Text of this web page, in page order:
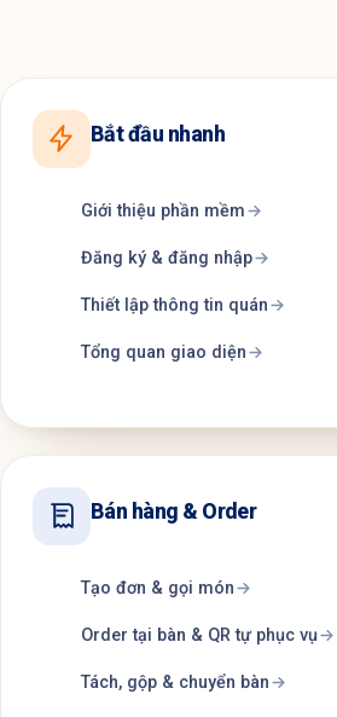
Bắt đầu nhanh
Giới thiệu phần mềm
Đăng ký & đăng nhập
Thiết lập thông tin quán
Tổng quan giao diện
Bán hàng & Order
Tạo đơn & gọi món
Order tại bàn & QR tự phục vụ
Tách, gộp & chuyển bàn